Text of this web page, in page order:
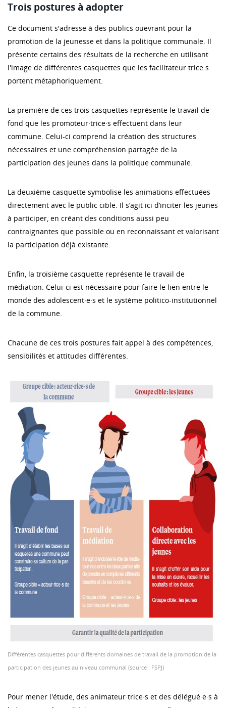
Trois postures à adopter
Ce document s'adresse à des publics ouevrant pour la
promotion de la jeunesse et dans la politique communale. Il
présente certains des résultats de la recherche en utilisant
l'image de différentes casquettes que les facilitateur·trice·s
portent métaphoriquement.
La première de ces trois casquettes représente le travail de
fond que les promoteur·trice·s effectuent dans leur
commune. Celui-ci comprend la création des structures
nécessaires et une compréhension partagée de la
participation des jeunes dans la politique communale.
La deuxième casquette symbolise les animations effectuées
directement avec le public cible. Il s’agit ici d’inciter les jeunes
à participer, en créant des conditions aussi peu
contraignantes que possible ou en reconnaissant et valorisant
la participation déjà existante.
Enfin, la troisième casquette représente le travail de
médiation. Celui-ci est nécessaire pour faire le lien entre le
monde des adolescent·e·s et le système politico-institutionnel
de la commune.
Chacune de ces trois postures fait appel à des compétences,
sensibilités et attitudes différentes.
Différentes casquettes pour différents domaines de travail de la promotion de la
participation des jeunes au niveau communal (source : FSPJ)
Pour mener l'étude, des animateur·trice·s et des délégué·e·s à